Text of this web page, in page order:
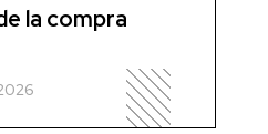
la compra